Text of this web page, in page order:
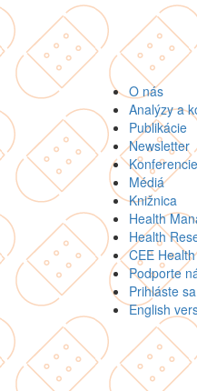
O nás
Analýzy a
Publikácie
Newsletter
Konferencie
Médiá
Knižnica
Health
Health
CEE
Podporte
Prihláste
English